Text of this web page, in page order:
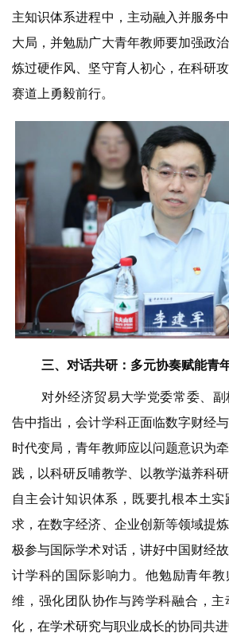
主知识体系进程中，主动融入并服务
大局，并勉励广大青年教师要加强政
炼过硬作风、坚守育人初心，在科研
赛道上勇毅前行。
三、对话共研：多元协奏赋能青
对外经济贸易大学党委常委、
告中指出，会计学科正面临数字财经
时代变局，青年教师应以问题意识为
践，以科研反哺教学、以教学滋养科
自主会计知识体系，既要扎根本土
求，在数字经济、企业创新等领域提
极参与国际学术对话，讲好中国财经
计学科的国际影响力。他勉励青年教
维，强化团队协作与跨学科融合，
化，在学术研究与职业成长的协同共进